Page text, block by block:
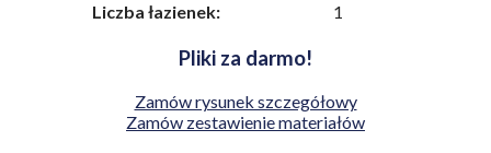
Liczba łazienek:
1
Pliki za darmo!
Zamów rysunek szczegółowy
Zamów zestawienie materiałów